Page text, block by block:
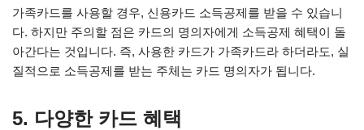
가족카드를 사용할 경우, 신용카드 소득공제를 받을 수 있습니
다. 하지만 주의할 점은 카드의 명의자에게 소득공제 혜택이 돌
아간다는 것입니다. 즉, 사용한 카드가 가족카드라 하더라도, 실
질적으로 소득공제를 받는 주체는 카드 명의자가 됩니다.
5. 다양한 카드 혜택